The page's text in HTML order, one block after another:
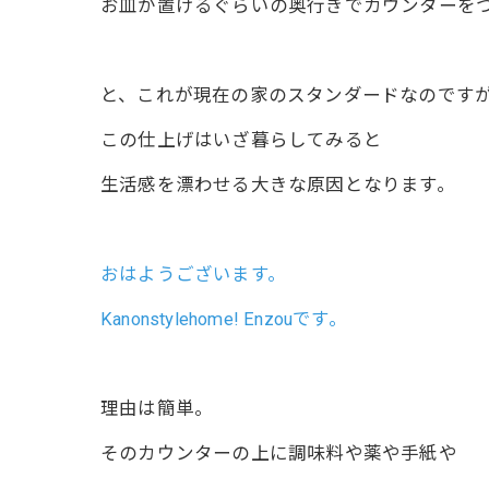
お皿が置けるぐらいの奥行きでカウンターを
と、これが現在の家のスタンダードなのですが
この仕上げはいざ暮らしてみると
生活感を漂わせる大きな原因となります。
おはようございます。
Kanonstylehome! Enzouです。
理由は簡単。
そのカウンターの上に調味料や薬や手紙や